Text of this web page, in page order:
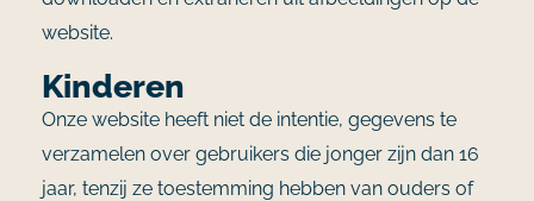
website.
Kinderen
Onze website heeft niet de intentie, gegevens te
verzamelen over gebruikers die jonger zijn dan 16
jaar, tenzij ze toestemming hebben van ouders of